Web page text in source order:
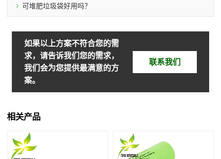
可堆肥垃圾袋好用吗？
如果以上方案不符合您的需
求，请告诉我们您的需求，
我们会为您提供最满意的方
案。
联系我们
相关产品